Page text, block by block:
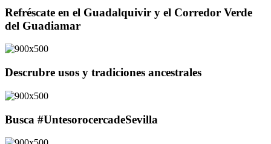
Refréscate en el Guadalquivir y el Corredor Verde
del Guadiamar
Descrubre usos y tradiciones ancestrales
Busca #UntesorocercadeSevilla